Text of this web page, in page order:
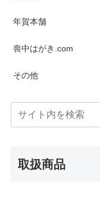
年賀本舗
喪中はがき.com
その他
取扱商品